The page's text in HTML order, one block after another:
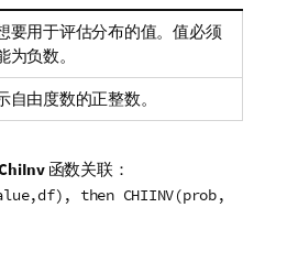
要用于评估分布的值。值必须
为负数。
自由度数的正整数。
函数关联：
then CHIINV(prob,